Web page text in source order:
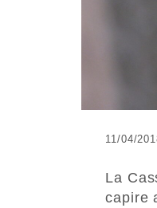
11/04/
La
capire